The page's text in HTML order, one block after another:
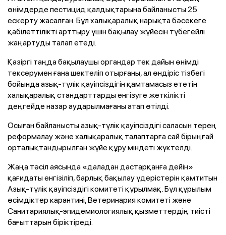
өнімдерде пестицид қалдықтарына байланысты 25
ескерту жасалған. Бұл халықаралық нарықта бәсекеге
қабілеттілікті арттыру үшін бақылау жүйесін түбегейлі
жаңартуды талап етеді.
Қазіргі таңда бақылаушы органдар тек дайын өнімді
тексерумен ғана шектеліп отырғаны, ал өндіріс тізбегі
бойында азық-түлік қауіпсіздігін қамтамасыз ететін
халықаралық стандарттарды енгізуге жеткілікті
деңгейде назар аударылмағаны атап өтілді.
Осыған байланысты азық-түлік қауіпсіздігі саласын терең
реформалау және халықаралық талаптарға сай бірыңғай
орталықтандырылған жүйе құру міндеті жүктелді.
Жаңа тәсіл аясында «даладан дастарқанға дейін»
қағидаты енгізіліп, барлық бақылау үдерістерін қамтитын
Азық-түлік қауіпсіздігі комитеті құрылмақ. Бұл құрылым
өсімдіктер карантині, Ветеринария комитеті және
Санитариялық-эпидемиологиялық қызметтердің тиісті
бағыттарын біріктіреді.